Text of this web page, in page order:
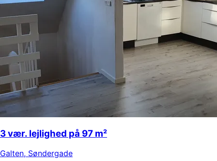
3 vær. lejlighed på 97 m²
Galten, Søndergade